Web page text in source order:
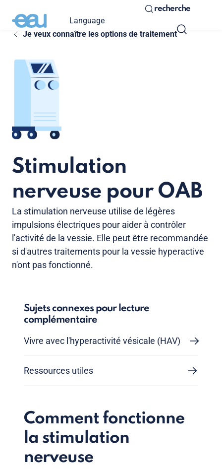
Language
recherche
Je veux connaître les options de traitement
Stimulation
nerveuse pour OAB
La stimulation nerveuse utilise de légères
impulsions électriques pour aider à contrôler
l'activité de la vessie. Elle peut être recommandée
si d'autres traitements pour la vessie hyperactive
n'ont pas fonctionné.
Sujets connexes pour lecture
complémentaire
Vivre avec l'hyperactivité vésicale (HAV)
Ressources utiles
Comment fonctionne
la stimulation
nerveuse